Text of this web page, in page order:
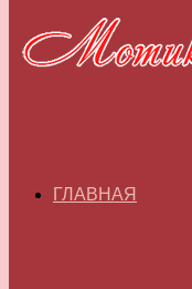
ГЛАВНАЯ